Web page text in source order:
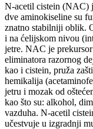
N-acetil cistein (NAC)
dve aminokiseline su
znatno stabilniji oblik.
i na ćelijskom nivou
jetre. NAC je
eliminatora razornog
kao i cistein, pruža
hemikalija
jetru i mozak od
kao što su: alkohol,
vazduha. N-acetil
učestvuje u izgradnji